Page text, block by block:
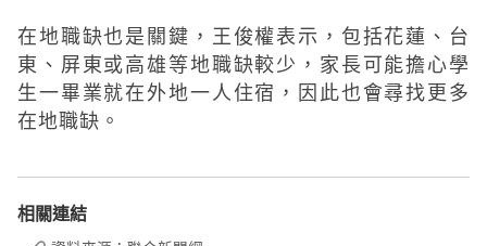
在地職缺也是關鍵，王俊權表示，包括花蓮、台
東、屏東或高雄等地職缺較少，家長可能擔心學
生一畢業就在外地一人住宿，因此也會尋找更多
在地職缺。
相關連結